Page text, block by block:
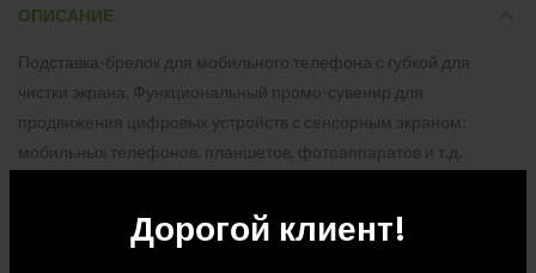
Дорогой клиент!
ОПИСАНИЕ
Подставка-брелок для мобильного телефона с губкой для
чистки экрана. Функциональный промо-сувенир для
продвижения цифровых устройств с сенсорным экраном:
мобильных телефонов, планшетов, фотоаппаратов и т.д.